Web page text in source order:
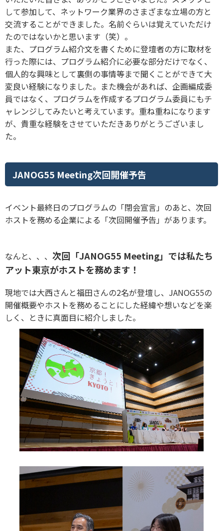
して参加して、ネットワーク業界のさまざまな立場の方と
交流することができました。名前ぐらいは覚えていただけ
たのではないかと思います（笑）。
また、プログラム紹介文を書くために登壇者の方に取材を
行った際には、プログラム紹介に必要な部分だけでなく、
個人的な興味として裏側の事情等まで聞くことができて大
変良い経験になりました。また機会があれば、企画編成委
員ではなく、プログラムを作成するプログラム委員にもチ
ャレンジしてみたいと考えています。重ね重ねになります
が、貴重な経験をさせていただきありがとうございまし
た。
JANOG55 Meeting次回開催予告
イベント最終日のプログラムの「閉会宣言」のあと、次回
ホストを務める企業による「次回開催予告」があります。
なんと、、、 次回「JANOG55 Meeting」では私たち
アット東京がホストを務めます！
現地では大西さんと福田さんの2名が登壇し、JANOG55の
開催概要やホストを務めることにした経緯や想いなどを楽
しく、ときに真面目に紹介しました。